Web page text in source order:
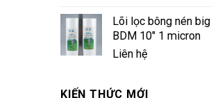
Lõi lọc bông nén big
BDM 10" 1 micron
Liên hệ
KIẾN THỨC MỚI